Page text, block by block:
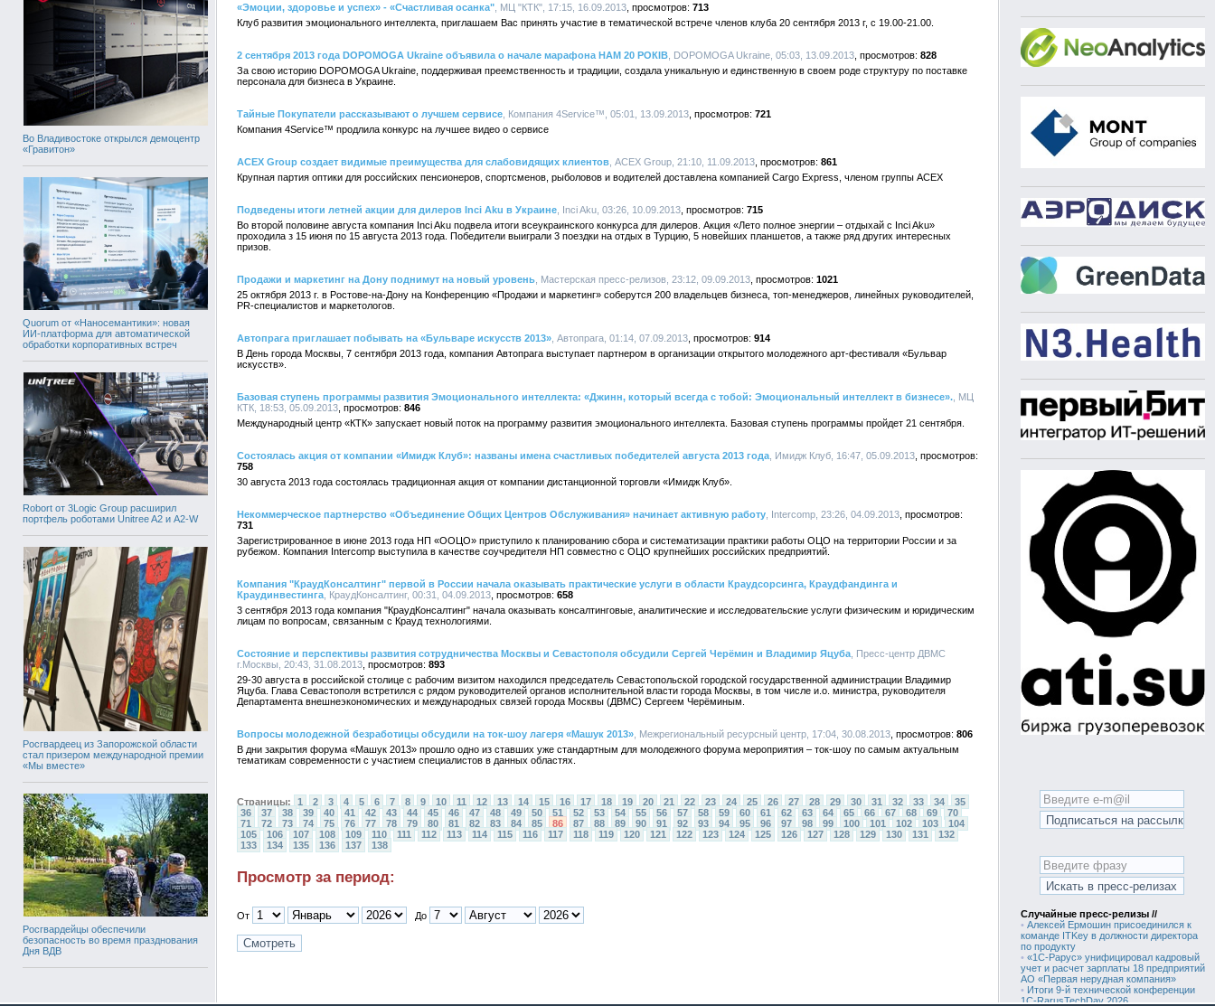
Во Владивостоке открылся демоцентр
«Гравитон»
Quorum от «Наносемантики»: новая
ИИ-платформа для автоматической
обработки корпоративных встреч
Robort от 3Logic Group расширил
портфель роботами Unitree A2 и A2-W
Росгвардеец из Запорожской области
стал призером международной премии
«Мы вместе»
Росгвардейцы обеспечили
безопасность во время празднования
Дня ВДВ
«Эмоции, здоровье и успех» - «Счастливая осанка" , МЦ "КТК", 17:15, 16.09.2013
713
Клуб развития эмоционального интеллекта, приглашаем Вас принять участие в тематической встрече членов клуба 20 сентября 2013 г, с 19.00-21.00.
2 сентября 2013 года DOPOMOGA Ukraine объявила о начале марафона НАМ 20 РОКІВ , DOPOMOGA Ukraine, 05:03, 13.09.2013
828
За свою историю DOPOMOGA Ukraine, поддерживая преемственность и традиции, создала уникальную и единственную в своем роде структуру по поставке
персонала для бизнеса в Украине.
Тайные Покупатели рассказывают о лучшем сервисе , Компания 4Service™, 05:01, 13.09.2013
721
Компания 4Service™ продлила конкурс на лучшее видео о сервисе
ACEX Group создает видимые преимущества для слабовидящих клиентов , ACEX Group, 21:10, 11.09.2013
861
Крупная партия оптики для российских пенсионеров, спортсменов, рыболовов и водителей доставлена компанией Cargo Express, членом группы ACEX
Подведены итоги летней акции для дилеров Inci Aku в Украине , Inci Aku, 03:26, 10.09.2013
715
Во второй половине августа компания Inci Aku подвела итоги всеукраинского конкурса для дилеров. Акция «Лето полное энергии – отдыхай с Inci Aku»
проходила з 15 июня по 15 августа 2013 года. Победители выиграли 3 поездки на отдых в Турцию, 5 новейших планшетов, а также ряд других интересных
призов.
Продажи и маркетинг на Дону поднимут на новый уровень , Мастерская пресс-релизов, 23:12, 09.09.2013
1021
25 октября 2013 г. в Ростове-на-Дону на Конференцию «Продажи и маркетинг» соберутся 200 владельцев бизнеса, топ-менеджеров, линейных руководителей,
PR-специалистов и маркетологов.
Автопрага приглашает побывать на «Бульваре искусств 2013» , Автопрага, 01:14, 07.09.2013
914
В День города Москвы, 7 сентября 2013 года, компания Автопрага выступает партнером в организации открытого молодежного арт-фестиваля «Бульвар
искусств».
Базовая ступень программы развития Эмоционального интеллекта: «Джинн, который всегда с тобой: Эмоциональный интеллект в бизнесе». , МЦ
КТК, 18:53, 05.09.2013
846
Международный центр «КТК» запускает новый поток на программу развития эмоционального интеллекта. Базовая ступень программы пройдет 21 сентября.
Состоялась акция от компании «Имидж Клуб»: названы имена счастливых победителей августа 2013 года , Имидж Клуб, 16:47, 05.09.2013
758
30 августа 2013 года состоялась традиционная акция от компании дистанционной торговли «Имидж Клуб».
Некоммерческое партнерство «Объединение Общих Центров Обслуживания» начинает активную работу , Intercomp, 23:26, 04.09.2013
731
Зарегистрированное в июне 2013 года НП «ООЦО» приступило к планированию сбора и систематизации практики работы ОЦО на территории России и за
рубежом. Компания Intercomp выступила в качестве соучредителя НП совместно с ОЦО крупнейших российских предприятий.
Компания "КраудКонсалтинг" первой в России начала оказывать практические услуги в области Краудсорсинга, Краудфандинга и
Краудинвестинга , КраудКонсалтинг, 00:31, 04.09.2013
658
3 cентября 2013 года компания "КраудКонсалтинг" начала оказывать консалтинговые, аналитические и исследовательские услуги физическим и юридическим
лицам по вопросам, связанным с Крауд технологиями.
Состояние и перспективы развития сотрудничества Москвы и Севастополя обсудили Сергей Черёмин и Владимир Яцуба , Пресс-центр ДВМС
г.Москвы, 20:43, 31.08.2013
893
29-30 августа в российской столице с рабочим визитом находился председатель Севастопольской городской государственной администрации Владимир
Яцуба. Глава Севастополя встретился с рядом руководителей органов исполнительной власти города Москвы, в том числе и.о. министра, руководителя
Департамента внешнеэкономических и международных связей города Москвы (ДВМС) Сергеем Черёминым.
Вопросы молодежной безработицы обсудили на ток-шоу лагеря «Машук 2013» , Межрегиональный ресурсный центр, 17:04, 30.08.2013
806
В дни закрытия форума «Машук 2013» прошло одно из ставших уже стандартным для молодежного форума мероприятия – ток-шоу по самым актуальным
тематикам современности с участием специалистов в данных областях.
Страницы: 1 2 3 4 5 6 7 8 9 10 11 12 13 14 15 16 17 18 19 20 21 22 23 24 25 26 27 28 29 30 31 32 33 34
35
36
37 38 39 40 41 42 43 44 45 46 47 48 49 50 51 52 53 54 55 56 57 58 59 60 61 62 63 64 65 66 67 68 69
70
71
72 73 74 75 76 77 78 79 80 81 82 83 84 85 86 87 88 89 90 91 92 93 94 95 96 97 98 99 100 101 102 103
104
105
106 107 108 109 110 111 112 113 114 115 116 117 118 119 120 121 122 123 124 125 126 127 128 129 130 131
132
133
134 135 136 137 138
Просмотр за период:
От До
Случайные пресс-релизы //
• Алексей Ермошин присоединился к
команде ITKey в должности директора
по продукту
• «1С-Рарус» унифицировал кадровый
учет и расчет зарплаты 18 предприятий
АО «Первая нерудная компания»
• Итоги 9-й технической конференции
1C-RarusTechDay 2026